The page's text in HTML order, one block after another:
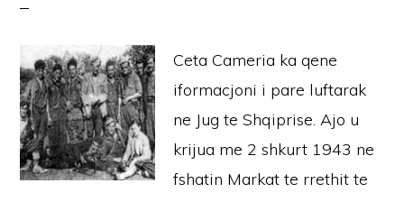
Ceta Cameria ka qene
iformacjoni i pare luftarak
ne Jug te Shqiprise. Ajo u
krijua me 2 shkurt 1943 ne
fshatin Markat te rrethit te